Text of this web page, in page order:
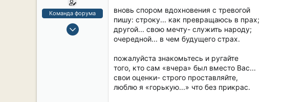
Команда форума
14 Сен 2019
вновь спором вдохновения с тревогой
пишу: строку... как превращаюсь в прах;
другой... свою мечту- служить народу;
очередной... в чем будущего страх.
пожалуйста знакомьтесь и ругайте
того, кто сам «вчера» был вместо Вас...
свои оценки- строго проставляйте,
люблю я «горькую...» что без прикрас.